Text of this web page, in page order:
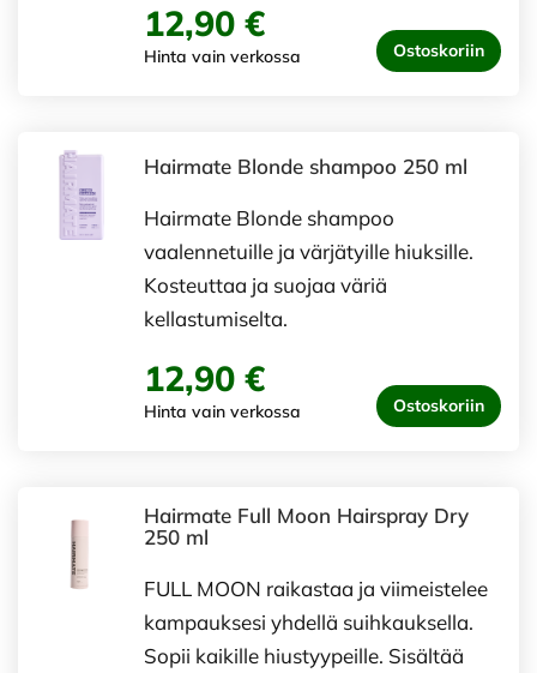
12,90 €
Hinta vain verkossa Ostoskoriin
Hairmate Blonde shampoo 250 ml
Hairmate Blonde shampoo
vaalennetuille ja värjätyille hiuksille.
Kosteuttaa ja suojaa väriä
kellastumiselta.
12,90 €
Hinta vain verkossa Ostoskoriin
Hairmate Full Moon Hairspray Dry
250 ml
FULL MOON raikastaa ja viimeistelee
kampauksesi yhdellä suihkauksella.
Sopii kaikille hiustyypeille. Sisältää